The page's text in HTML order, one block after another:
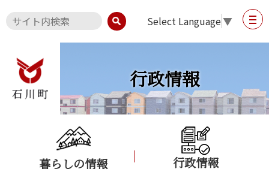
Select Language▼
行政情報
暮らしの情報 行政情報